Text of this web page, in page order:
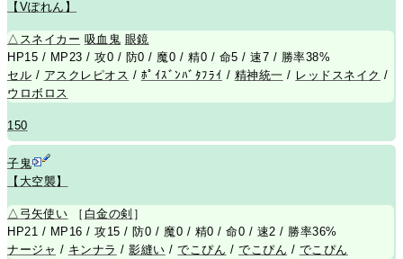
【Vぽれん】
△ スネイカー 吸血鬼 眼鏡
HP15 / MP23 / 攻0 / 防0 / 魔0 / 精0 / 命5 / 速7 / 勝率38%
セル / アスクレピオス / ﾎﾟｲｽﾞﾝﾊﾞﾀﾌﾗｲ / 精神統一 / レッドスネイク /
ウロボロス
150
子鬼
【大空襲】
△ 弓矢使い ［ 白金の剣 ］
HP21 / MP16 / 攻15 / 防0 / 魔0 / 精0 / 命0 / 速2 / 勝率36%
ナージャ / キンナラ /影縫い /でこぴん /でこぴん / でこぴん